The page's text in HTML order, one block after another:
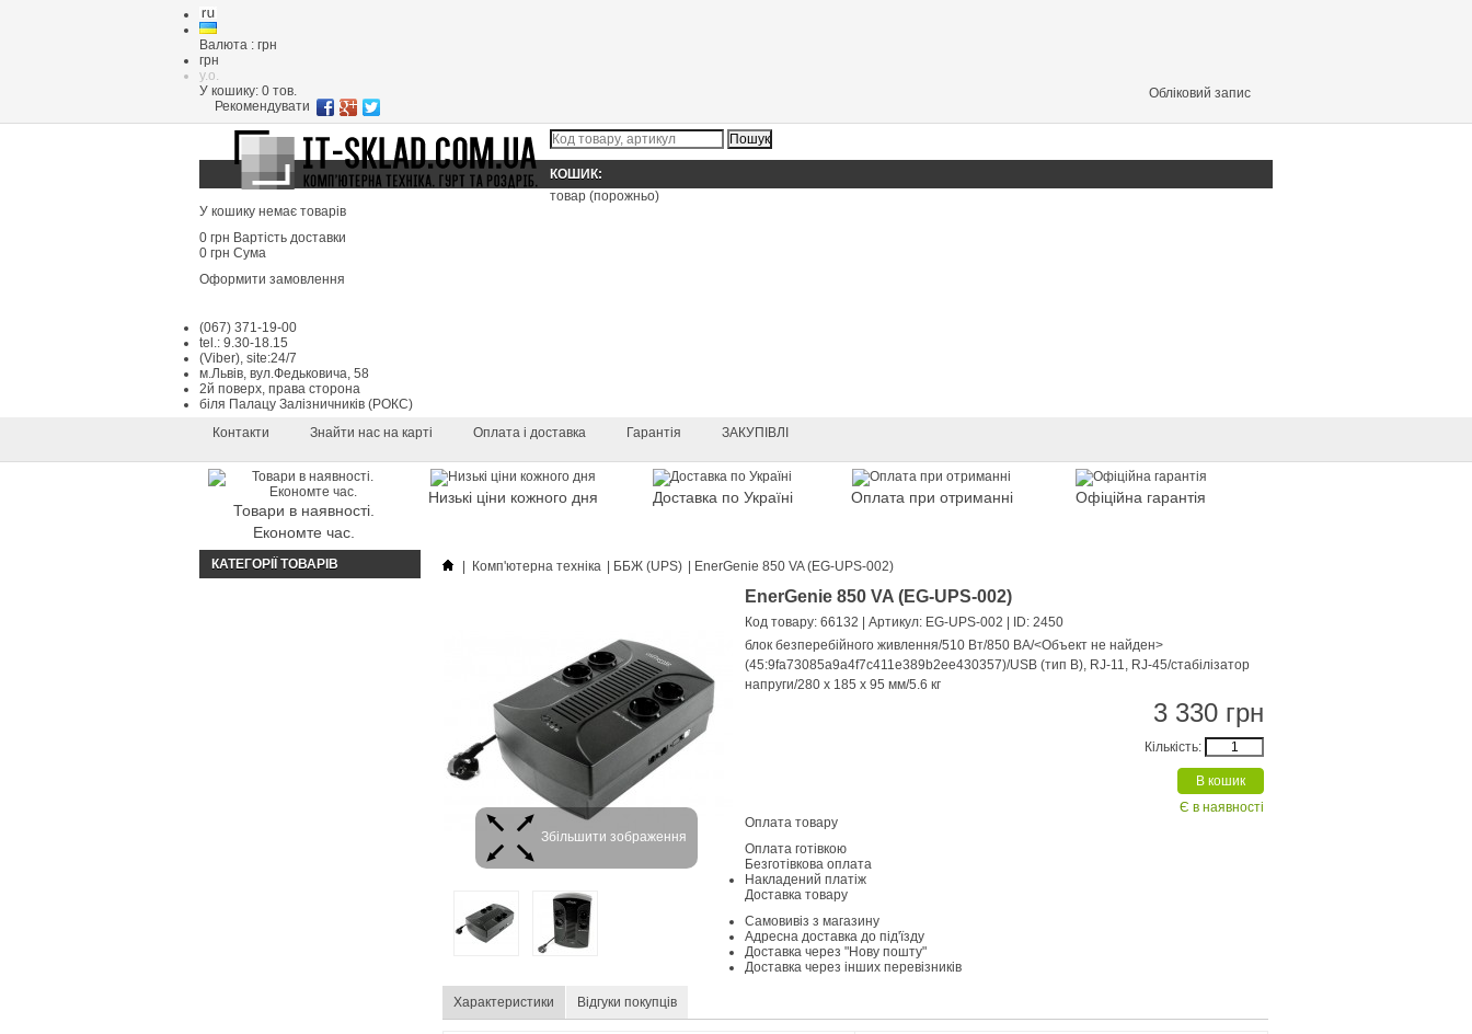
Валюта : грн
грн
y.o.
Обліковий запис
У кошику: 0 тов.
Рекомендувати
КОШИК:
товар (порожньо)
У кошику немає товарів
0 грн Вартість доставки
0 грн Сума
Оформити замовлення
(067) 371-19-00
tel.: 9.30-18.15
(Viber), site:24/7
м.Львів, вул.Федьковича, 58
2й поверх, права сторона
біля Палацу Залізничників (РОКС)
Контакти
Знайти нас на карті Оплата і доставка Гарантія ЗАКУПІВЛІ
Товари в наявності.
Економте час.
Низькі ціни кожного дня Доставка по Україні Оплата при отриманні Офіційна гарантія
КАТЕГОРІЇ ТОВАРІВ Комп'ютерна техніка ББЖ (UPS) EnerGenie 850 VA (EG-UPS-002)
Збільшити зображення
EnerGenie 850 VA (EG-UPS-002)
Код товару: 66132 | Артикул: EG-UPS-002
| ID: 2450
блок безперебійного живлення/510 Вт/850 ВА/<Объект не найден>
(45:9fa73085a9a4f7c411e389b2ee430357)/USB (тип В), RJ-11, RJ-45/стабілізатор
напруги/280 x 185 x 95 мм/5.6 кг
3 330 грн
Кількість:
Є в наявності
Оплата товару
Оплата готівкою
Безготівкова оплата
Накладений платіж
Доставка товару
Самовивіз з магазину
Адресна доставка до під'їзду
Доставка через "Нову пошту"
Доставка через інших перевізників
Характеристики Відгуки покупців